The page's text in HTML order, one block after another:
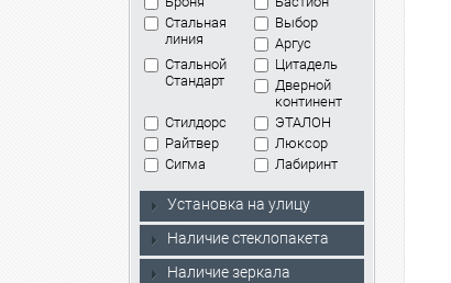
Стальная
линия
Выбор
Аргус
Стальной
Стандарт
Цитадель
Дверной
континент
Стилдорс
ЭТАЛОН
Райтвер
Люксор
Сигма
Лабиринт
Установка на улицу
Наличие стеклопакета
Наличие зеркала